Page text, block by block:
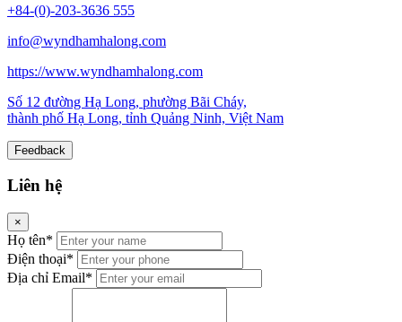
+84-(0)-203-3636 555
info@wyndhamhalong.com
https://www.wyndhamhalong.com
Số 12 đường Hạ Long, phường Bãi Cháy,
thành phố Hạ Long, tỉnh Quảng Ninh, Việt Nam
Feedback
Liên hệ
×
Họ tên*
Điện thoại*
Địa chỉ Email*